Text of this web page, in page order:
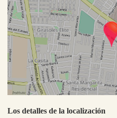
Los detalles de la localización